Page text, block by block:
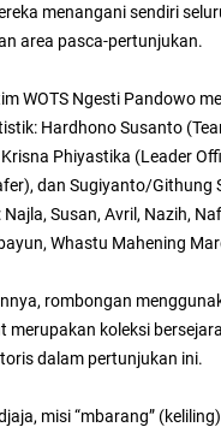
menangani sendiri
area pasca-pertunjukan.
WOTS Ngesti Pandowo
Hardhono Susanto
Phiyastika (Leader
dan Sugiyanto/Githung
Susan, Avril, Nazih,
Whastu Mahening
rombongan
merupakan koleksi
dalam pertunjukan ini.
misi “mbarang”